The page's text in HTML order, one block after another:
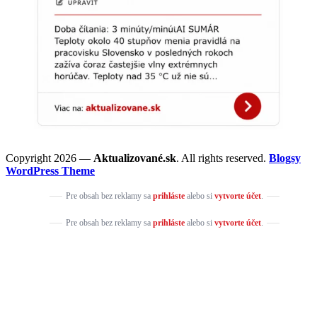
Copyright 2026 — Aktualizované.sk. All rights reserved. Blogsy
WordPress Theme
Pre obsah bez reklamy sa prihlástealebo si vytvorte účet.